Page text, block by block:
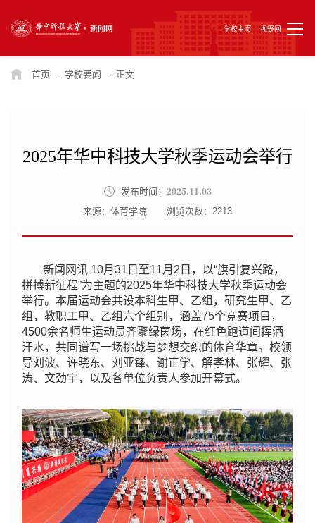
学校主页 视野网
首页 - 学校要闻 - 正文
2025年华中科技大学秋季运动会举行
发布时间： 2025.11.03
来源：体育学院 浏览次数：2213
新闻网讯 10月31日至11月2日，以“旗引复兴路，
拼搏新征程”为主题的2025年华中科技大学秋季运动会
举行。本届运动会共设本科生甲、乙组，研究生甲、乙
组，教职工甲、乙组六个组别，涵盖75个竞赛项目，
4500余名师生运动员齐聚绿茵场，在红色跑道间挥洒
汗水，共同谱写一场挑战与梦想交织的体育华章。校领
导刘波、许晓东、刘亚锋、谢正学、解孝林、张耀、张
涛、文劲宇，以及各单位负责人参加开幕式。